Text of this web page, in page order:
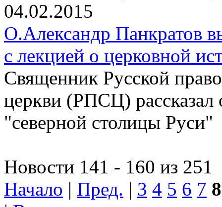
04.02.2015
О.Александр Панкратов
с лекцией о церковной
Священник Русской
церкви (РПСЦ) рассказал
"северной столицы Руси"
Новости 141 - 160 из 251
Начало | Пред. | 3 4 5 6 7 8